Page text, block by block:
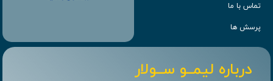
تماس با ما
پرسش ها
درباره لیمــو ســولار